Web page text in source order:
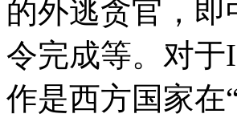
的外逃贪官，
令完成等。对
作是西方国家在